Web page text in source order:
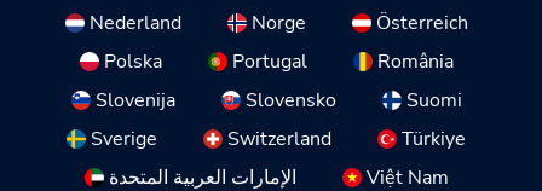
Nederland
Norge
Österreich
Polska
Portugal
România
Slovenija
Slovensko
Suomi
Sverige
Switzerland
Türkiye
الإمارات العربية المتحدة
Việt Nam